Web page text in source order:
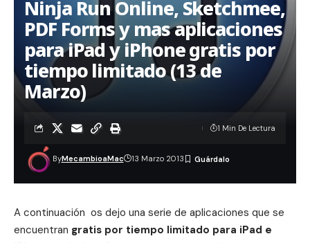
Ninja Run Online, Sketchmee,
PDF Forms y mas aplicaciones
para iPad y iPhone gratis por
tiempo limitado (13 de
Marzo)
ByMecambioaMac 13 Marzo 2013
1 Min De Lectura
A continuación os dejo una serie de aplicaciones que se
encuentran gratis por tiempo limitado para iPad e